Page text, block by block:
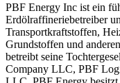
PBF Energy Inc ist ein
Erdölraffineriebetreiber
Transportkraftstoffen,
Grundstoffen und
betreibt seine
Company LLC, PBF